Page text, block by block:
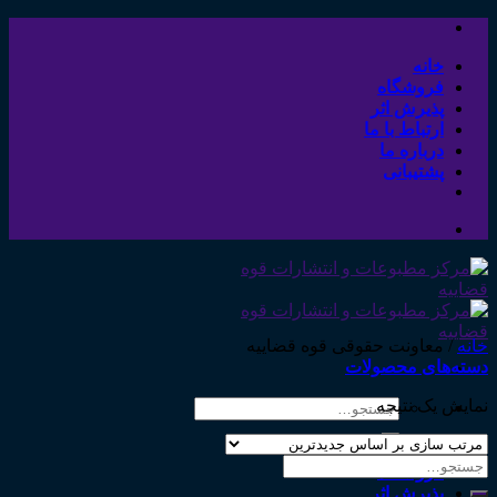
Skip
contentخانه
فروشگاه
پذیرش اثر
ارتباط با ما
درباره ما
پشتیبانی
جستجو
خانه
فروشگاه
پذیرش اثر
خانه /معاونت حقوقی قوه قضاییه
دسته‌های محصولات
نمایش یک نتیجه
جستجو